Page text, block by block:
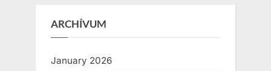
ARCHÍVUM
January 2026